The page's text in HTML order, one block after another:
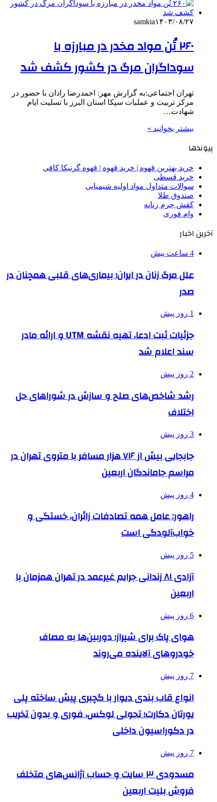
samkia۱۴۰۳/۰۸/۲۷
۲۶۰ تُن مواد مخدر در مبارزه با
سوداگران مرگ در کشور کشف شد
تهران اجتماعی:به گزارش مهر: احمدرضا رادان با حضور در
مرکز تربیت و عملیات سپکا استان البرز با تسلیت ایام
شهادت…
بیشتر بخوانید »
پیوندها
خرید بهترین قهوه | خرید قهوه | قهوه گرنیکا کافی
خرید قسطی
سوالات متداول مواد اولیه شیمیایی
صندوق طلا
کفش چرم زنانه
وام فوری
آخرین اخبار
4 ساعت پیش
علل مرگ زنان در ایران؛ بیماری‌های قلبی همچنان در
صدر
1 روز پیش
جزئیات ثبت ادعا، تهیه نقشه UTM و ارائه مادر
سند اعلام شد
2 روز پیش
رشد شاخص‌های صلح و سازش در شوراهای حل
اختلاف
3 روز پیش
جابجایی بیش از ۷۱۶ هزار مسافر با متروی تهران در
مراسم جاماندگان اربعین
4 روز پیش
راهور: عامل همه تصادفات زائران، خستگی و
خواب‌آلودگی است
5 روز پیش
آزادی ۸۱ زندانی جرایم غیرعمد در تهران همزمان با
اربعین
6 روز پیش
هوای پاک برای شیراز؛ دوربین‌ها به مصاف
خودروهای آلاینده می‌روند
7 روز پیش
انواع قاب بندی دیوار با گچبری پیش ساخته پلی
یورتان دکارت؛ تحولی لوکس، فوری و بدون تخریب
در دکوراسیون داخلی
7 روز پیش
مسدودی ۳ سایت و حساب آژانس‌های متخلف
فروش بلیت اربعین